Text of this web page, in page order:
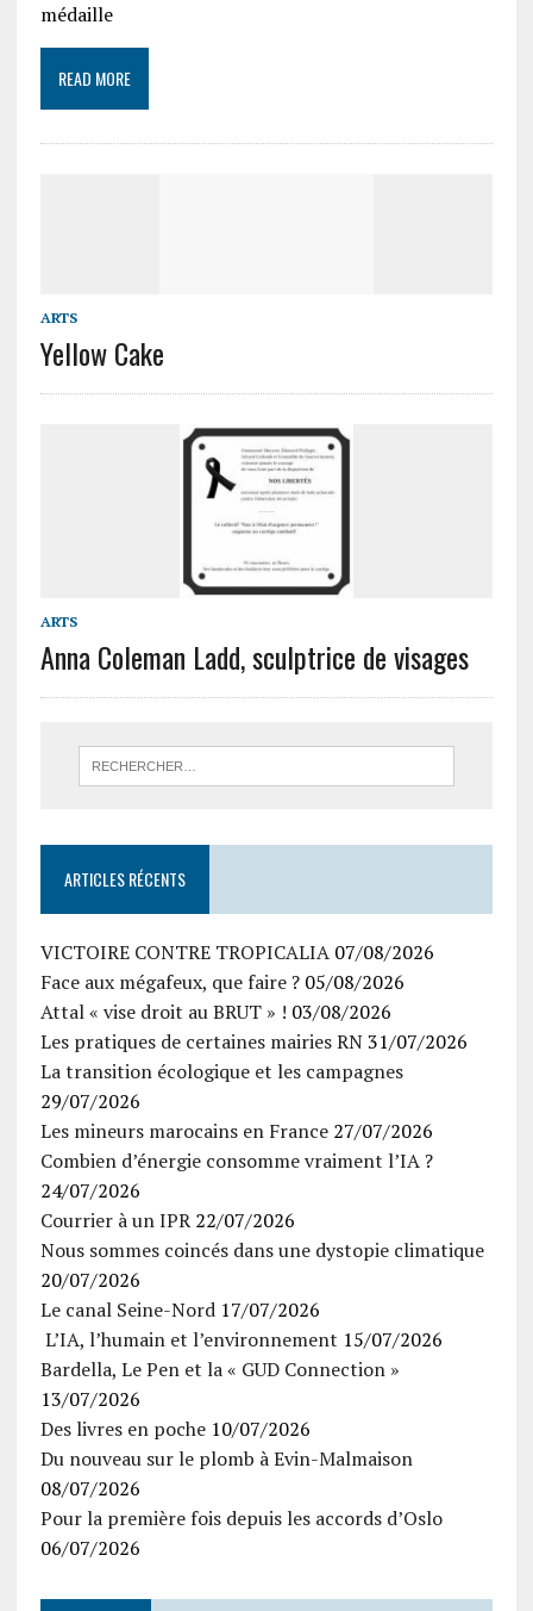
médaille
READ MORE
ARTS
Yellow Cake
ARTS
Anna Coleman Ladd, sculptrice de visages
ARTICLES RÉCENTS
VICTOIRE CONTRE TROPICALIA 07/08/2026
Face aux mégafeux, que faire ? 05/08/2026
Attal « vise droit au BRUT » ! 03/08/2026
Les pratiques de certaines mairies RN 31/07/2026
La transition écologique et les campagnes
29/07/2026
Les mineurs marocains en France 27/07/2026
Combien d’énergie consomme vraiment l’IA ?
24/07/2026
Courrier à un IPR 22/07/2026
Nous sommes coincés dans une dystopie climatique
20/07/2026
Le canal Seine-Nord 17/07/2026
L’IA, l’humain et l’environnement 15/07/2026
Bardella, Le Pen et la « GUD Connection »
13/07/2026
Des livres en poche 10/07/2026
Du nouveau sur le plomb à Evin-Malmaison
08/07/2026
Pour la première fois depuis les accords d’Oslo
06/07/2026